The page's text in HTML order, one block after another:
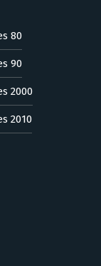
80
90
2000
2010